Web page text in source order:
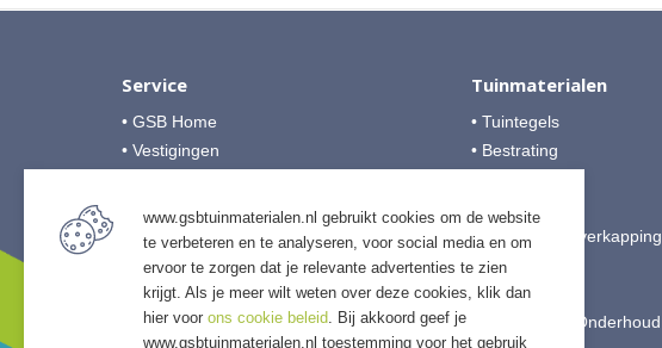
Service
• GSB Home
• Vestigingen
• Veelgestelde vragen
• Algemene voorwaarden
• Betalingsmogelijkheden
• Privacyverklaring
Tuinmaterialen
• Tuintegels
• Bestrating
• Tuinhout
• Tuinhuis & Overkapping
• Verlichting
• Accessoires
• Afwerking & Onderhoud
www.gsbtuinmaterialen.nl gebruikt cookies om de website
te verbeteren en te analyseren, voor social media en om
ervoor te zorgen dat je relevante advertenties te zien
krijgt. Als je meer wilt weten over deze cookies, klik dan
hier voor ons cookie beleid. Bij akkoord geef je
www.gsbtuinmaterialen.nl toestemming voor het gebruik